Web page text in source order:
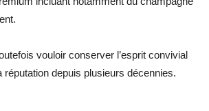
vouloir conserver l’esprit convivial
réputation depuis plusieurs décennies.